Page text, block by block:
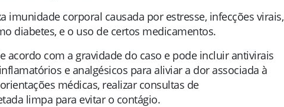
imunidade corporal causada por estresse, infecções virais,
diabetes, e o uso de certos medicamentos.
acordo com a gravidade do caso e pode incluir antivirais
e analgésicos para aliviar a dor associada à
médicas, realizar consultas de
limpa para evitar o contágio.